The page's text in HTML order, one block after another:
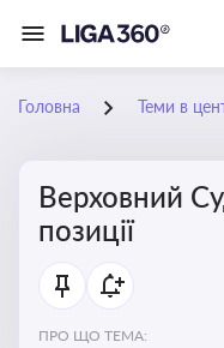
Головна Теми в
Верховний
позиції
ПРО ЩО ТЕМА: